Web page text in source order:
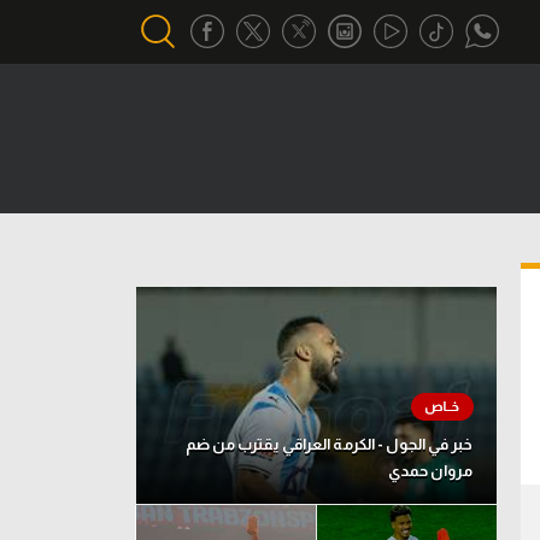
تحقيق في الجول
تقرير في الجول
تحليل في الجول
حكايات في الجول
كويز في الجول
فيديو في الجول
خبر في الجول - الكرمة العراقي يقترب من ضم
مروان حمدي